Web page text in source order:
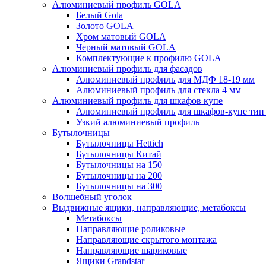
Алюминиевый профиль GOLA
Белый Gola
Золото GOLA
Хром матовый GOLA
Черный матовый GOLA
Комплектующие к профилю GOLA
Алюминиевый профиль для фасадов
Алюминиевый профиль для МДФ 18-19 мм
Алюминиевый профиль для стекла 4 мм
Алюминиевый профиль для шкафов купе
Алюминиевый профиль для шкафов-купе
Узкий алюминиевый профиль
Бутылочницы
Бутылочницы Hettich
Бутылочницы Китай
Бутылочницы на 150
Бутылочницы на 200
Бутылочницы на 300
Волшебный уголок
Выдвижные ящики, направляющие, метабоксы
Метабоксы
Направляющие роликовые
Направляющие скрытого монтажа
Направляющие шариковые
Ящики Grandstar